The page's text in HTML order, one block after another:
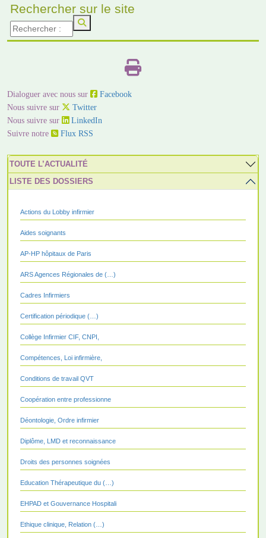
Rechercher sur le site
Dialoguer avec nous sur
Facebook
Nous suivre sur
Twitter
Nous suivre sur
LinkedIn
Suivre notre
Flux RSS
TOUTE L’ACTUALITÉ
LISTE DES DOSSIERS
Actions du Lobby infirmier
Aides soignants
AP-HP hôpitaux de Paris
ARS Agences Régionales de (…)
Cadres Infirmiers
Certification périodique (…)
Collège Infirmier CIF, CNPI,
Compétences, Loi infirmière,
Conditions de travail QVT
Coopération entre professionne
Déontologie, Ordre infirmier
Diplôme, LMD et reconnaissance
Droits des personnes soignées
Education Thérapeutique du (…)
EHPAD et Gouvernance Hospitali
Ethique clinique, Relation (…)